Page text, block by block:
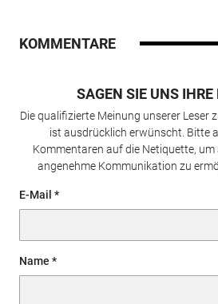
KOMMENTARE
SAGEN SIE UNS
Die qualifizierte Meinung unserer Leser
ist ausdrücklich erwünscht. Bitte
Kommentaren auf die Netiquette, um
angenehme Kommunikation zu
E-Mail
Name